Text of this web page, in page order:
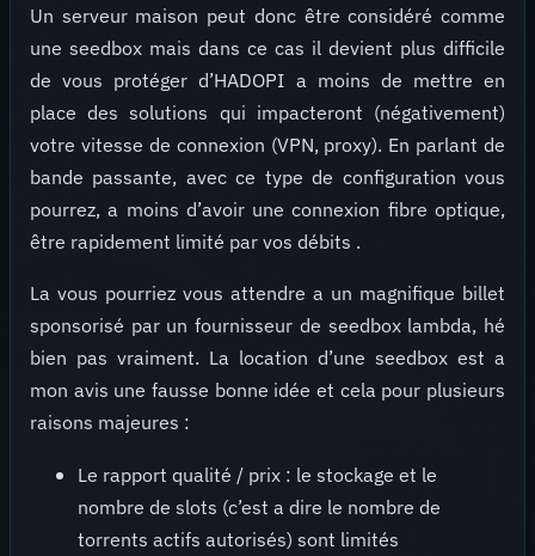
Un serveur maison peut donc être considéré comme
une seedbox mais dans ce cas il devient plus difficile
de vous protéger d’HADOPI a moins de mettre en
place des solutions qui impacteront (négativement)
votre vitesse de connexion (VPN, proxy). En parlant de
bande passante, avec ce type de configuration vous
pourrez, a moins d’avoir une connexion fibre optique,
être rapidement limité par vos débits .
La vous pourriez vous attendre a un magnifique billet
sponsorisé par un fournisseur de seedbox lambda, hé
bien pas vraiment. La location d’une seedbox est a
mon avis une fausse bonne idée et cela pour plusieurs
raisons majeures :
Le rapport qualité / prix : le stockage et le
nombre de slots (c’est a dire le nombre de
torrents actifs autorisés) sont limités